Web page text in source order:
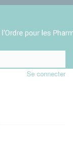
Se connecter